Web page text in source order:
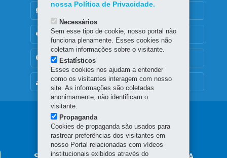
MAPA DO SITE
OUVIDORIA
TRANSPARÊNCIA INSTITUCIONAL
Navegação
principal
nossa Política de Privacidade.
Necessários
Sem esse tipo de cookie, nosso portal não
funciona plenamente. Esses cookies não
coletam informações sobre o visitante.
Estatísticos
Esses cookies nos ajudam a entender
como os visitantes interagem com nosso
site. As informações são coletadas
anonimamente, não identificam o
visitante.
Propaganda
Cookies de propaganda são usados para
rastrear preferências dos visitantes em
nosso Portal relacionadas com vídeos
institucionais exibidos através do